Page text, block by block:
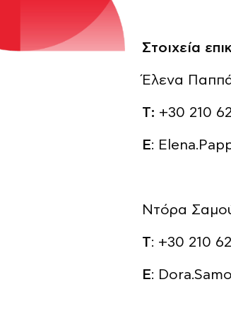
Στοιχεία
Έλενα
Τ: +30 210
E:
Ντόρα
Τ: +30 210
E: